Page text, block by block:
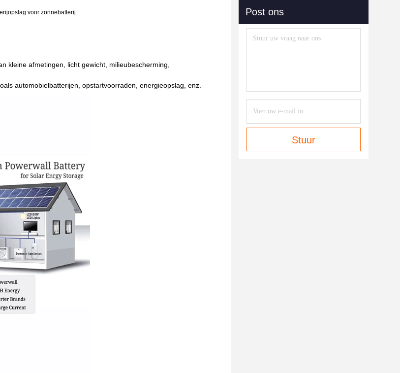
voor zonnebatterij
kleine afmetingen, licht gewicht, milieubescherming,
automobielbatterijen, opstartvoorraden, energieopslag, enz.
Post ons
Stuur